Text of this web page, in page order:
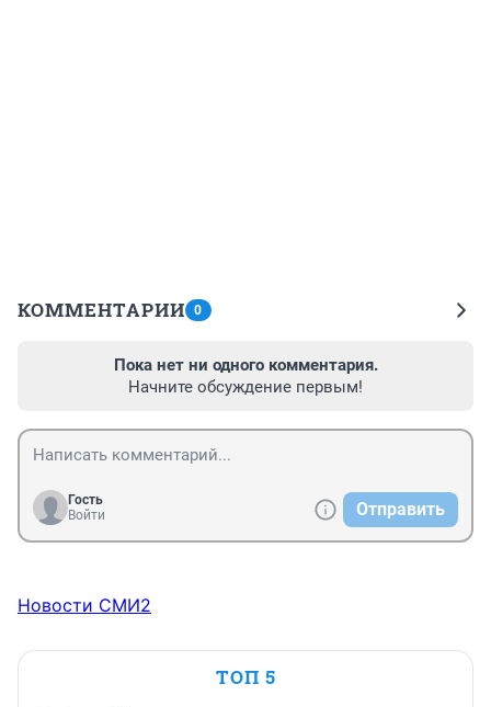
КОММЕНТАРИИ 0
Пока нет ни одного комментария.
Начните обсуждение первым!
Гость
Войти
Отправить
Новости СМИ2
ТОП 5